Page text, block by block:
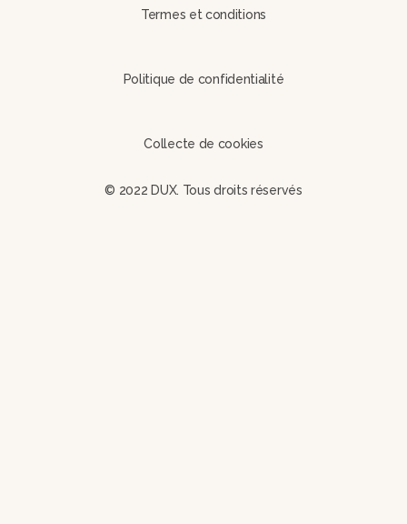
Termes et conditions
Politique de confidentialité
Collecte de cookies
© 2022 DUX. Tous droits réservés